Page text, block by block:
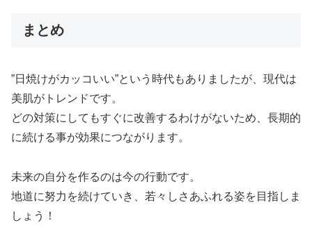
まとめ
”日焼けがカッコいい”という時代もありましたが、現代は
美肌がトレンドです。
どの対策にしてもすぐに改善するわけがないため、長期的
に続ける事が効果につながります。
未来の自分を作るのは今の行動です。
地道に努力を続けていき、若々しさあふれる姿を目指しま
しょう！